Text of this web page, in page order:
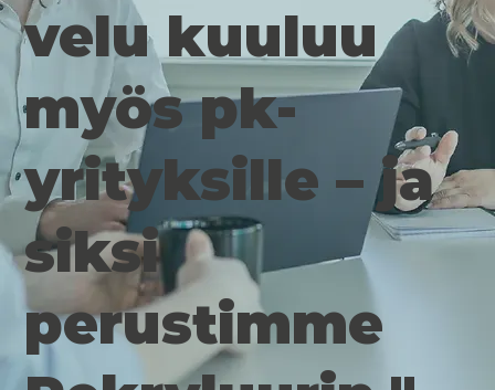
velu kuuluu
myös pk-
yrityksille – ja
siksi
perustimme